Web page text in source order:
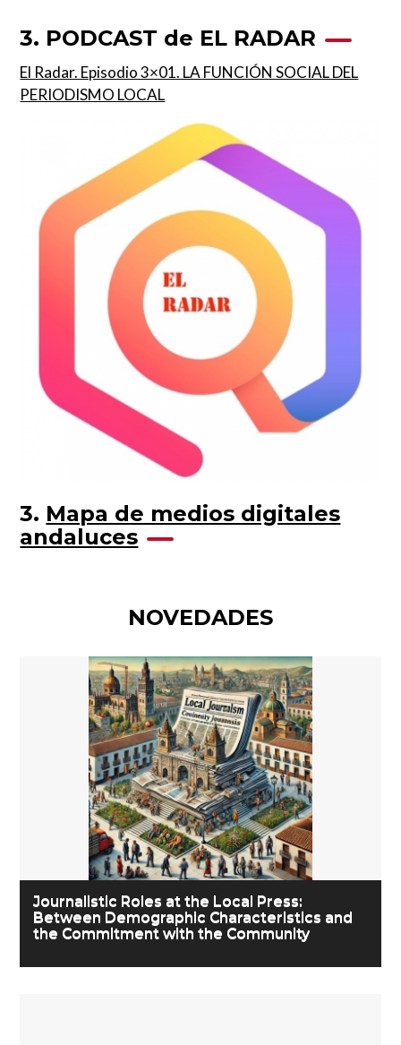
3. PODCAST de EL RADAR
El Radar. Episodio 3×01. LA FUNCIÓN SOCIAL DEL
PERIODISMO LOCAL
3. Mapa de medios digitales
andaluces
NOVEDADES
Journalistic Roles at the Local Press:
Between Demographic Characteristics and
the Commitment with the Community